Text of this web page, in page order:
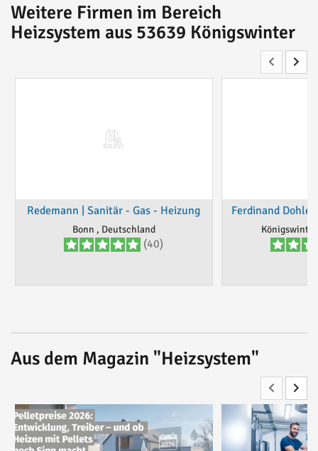
Weitere Firmen im Bereich
Heizsystem aus 53639 Königswinter
Redemann | Sanitär - Gas - Heizung
Bonn , Deutschland
(40)
Ferdinand Dohle
Aus dem Magazin "Heizsystem"